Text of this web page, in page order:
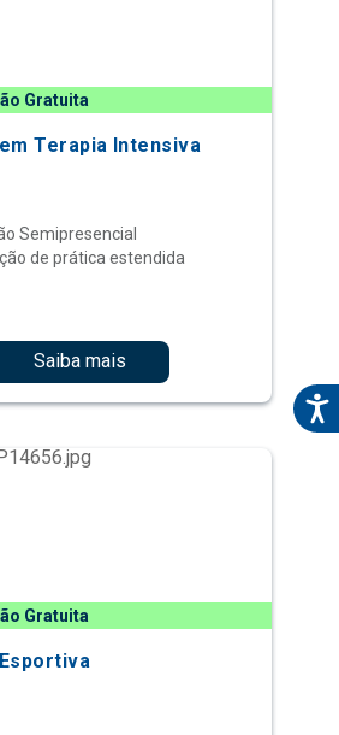
Gratuita
Terapia Intensiva
Semipresencial
de prática estendida
Saiba mais
Gratuita